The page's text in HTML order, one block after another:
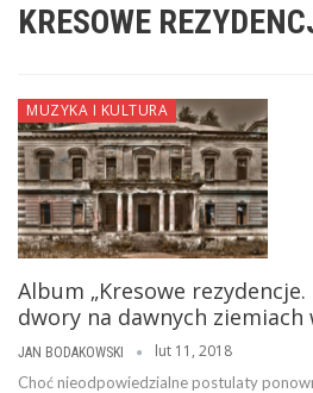
KRESOWE
MUZYKA I KULTURA
Album „Kresowe rezydencje.
dwory na dawnych ziemiach
JAN BODAKOWSKI lut 11, 2018
Choć nieodpowiedzialne postulaty